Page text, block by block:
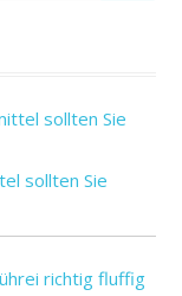
sollten Sie